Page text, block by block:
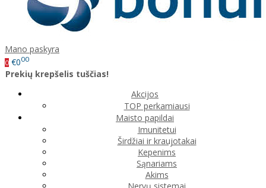
Mano paskyra
0 €000
Prekių krepšelis tuščias!
Akcijos
TOP perkamiausi
Maisto papildai
Imunitetui
Širdžiai ir kraujotakai
Kepenims
Sąnariams
Akims
Nervų sistemai